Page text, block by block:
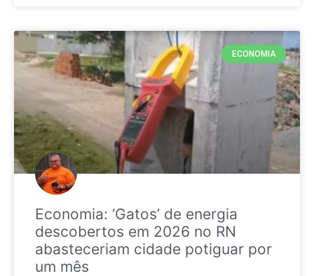
ECONOMIA
Economia: ‘Gatos’ de energia
descobertos em 2026 no RN
abasteceriam cidade potiguar por
um mês